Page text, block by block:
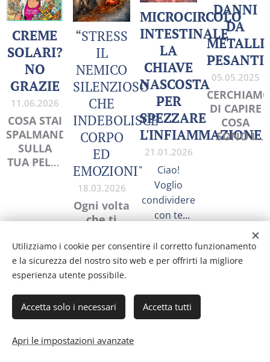
CREME
SOLARI?
NO
GRAZIE
11.06.2026
COSA STAI
SPALMANDO
SULLA
TUA PELLE
dice sui
“STRESS
IL
NEMICO
SILENZIOSO
CHE
INDEBOLISCE
CORPO
ED
EMOZIONI"
18.03.2026
Ogni volta
che ti
sotto
pressione,
il tuo
attiva un
sistema
potente…
MICROCIRCOLO
INTESTINALE
LA
CHIAVE
NASCOSTA
PER
SPEZZARE
L'INFIAMMAZIONE
21.01.2026
Ciao!
Voglio
condividere
con te
che vedo
ogni giorno
molte
persone
DANNI
DA
METALLI
PESANTI
05.05.2025
DI CAPIRE
COSA
SONO I
Share
Utilizziamo i cookie per consentire il corretto funzionamento
e la sicurezza del nostro sito web e per offrirti la migliore
esperienza utente possibile.
Accetta solo i necessari Accetta tutti
Apri le impostazioni avanzate